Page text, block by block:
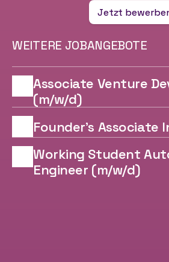
Jetzt
WEITERE JOBANGEBOTE
Associate Venture
(m/w/d)
Founder's Associate
Working Student
Engineer (m/w/d)